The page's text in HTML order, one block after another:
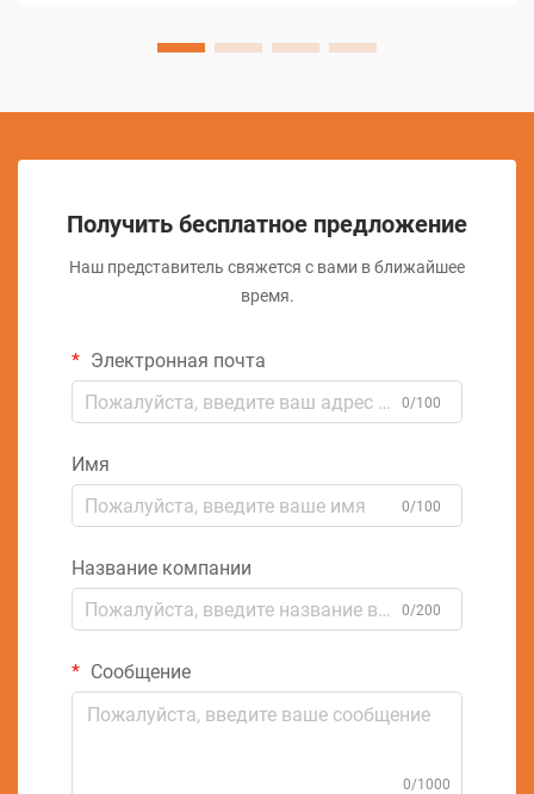
Получить бесплатное предложение
Наш представитель свяжется с вами в ближайшее
время.
Электронная почта
0/100
Имя
0/100
Название компании
0/200
Сообщение
0/1000